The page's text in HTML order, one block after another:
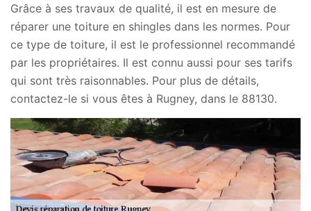
Grâce à ses travaux de qualité, il est en mesure de
réparer une toiture en shingles dans les normes. Pour
ce type de toiture, il est le professionnel recommandé
par les propriétaires. Il est connu aussi pour ses tarifs
qui sont très raisonnables. Pour plus de détails,
contactez-le si vous êtes à Rugney, dans le 88130.